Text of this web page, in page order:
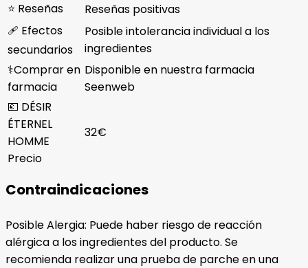
⭐ Reseñas
Reseñas positivas
🩹 Efectos
secundarios
Posible intolerancia individual a los
ingredientes
⚕️Comprar en
farmacia
Disponible en nuestra farmacia
Seenweb
💶 DÉSIR
ÉTERNEL
HOMME
Precio
32€
Contraindicaciones
Posible Alergia: Puede haber riesgo de reacción
alérgica a los ingredientes del producto. Se
recomienda realizar una prueba de parche en una